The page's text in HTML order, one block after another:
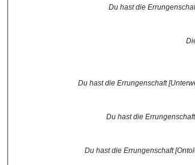
Du hast die
Du hast die Errungenschaft
Du hast die
Du hast die Errungenschaft